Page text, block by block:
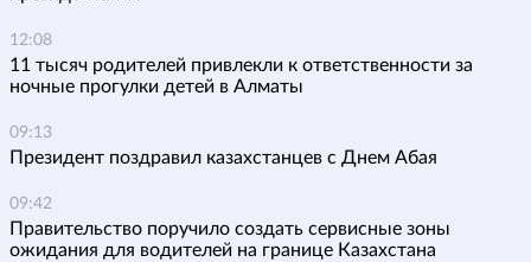
12:08
11 тысяч родителей привлекли к ответственности за
ночные прогулки детей в Алматы
09:13
Президент поздравил казахстанцев с Днем Абая
09:42
Правительство поручило создать сервисные зоны
ожидания для водителей на границе Казахстана